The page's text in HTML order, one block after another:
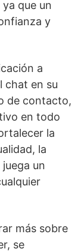
que un
y
a
chat en su
de contacto,
en todo
la
la
un
más sobre
se